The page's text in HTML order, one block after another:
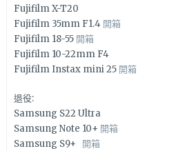
Fujifilm X-T20
Fujifilm 35mm F1.4 開箱
Fujifilm 18-55 開箱
Fujifilm 10-22mm F4
Fujifilm Instax mini 25 開箱
退役:
Samsung S22 Ultra
Samsung Note 10+ 開箱
Samsung S9+ 開箱